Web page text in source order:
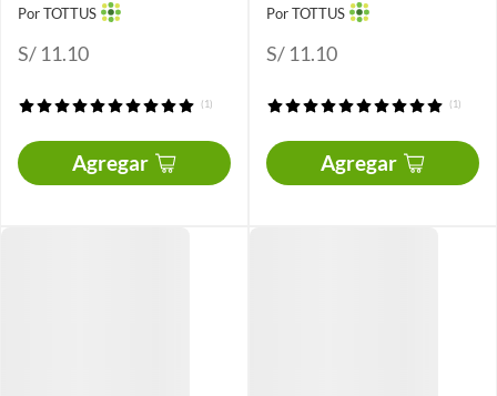
Por TOTTUS
S/ 11.10
(1)
Agregar
Por TOTTUS
S/ 11.10
(1)
Agregar